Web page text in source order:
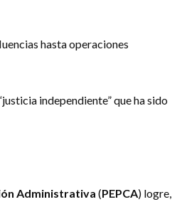
hasta operaciones
independiente” que ha sido
Administrativa (PEPCA) logre,